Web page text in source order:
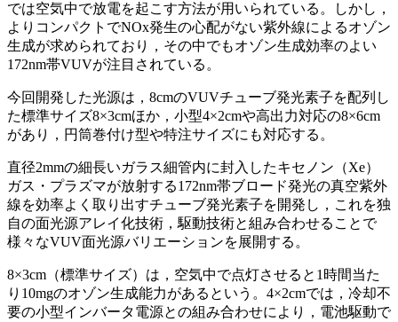
では空気中で放電を起こす方法が用いられている。しかし，
よりコンパクトでNOx発生の心配がない紫外線によるオゾン
生成が求められており，その中でもオゾン生成効率のよい
172nm帯VUVが注目されている。
今回開発した光源は，8cmのVUVチューブ発光素子を配列し
た標準サイズ8×3cmほか，小型4×2cmや高出力対応の8×6cm
があり，円筒巻付け型や特注サイズにも対応する。
直径2mmの細長いガラス細管内に封入したキセノン（Xe）
ガス・プラズマが放射する172nm帯ブロード発光の真空紫外
線を効率よく取り出すチューブ発光素子を開発し，これを独
自の面光源アレイ化技術，駆動技術と組み合わせることで
様々なVUV面光源バリエーションを展開する。
8×3cm（標準サイズ）は，空気中で点灯させると1時間当た
り10mgのオゾン生成能力があるという。4×2cmでは，冷却不
要の小型インバータ電源との組み合わせにより，電池駆動で